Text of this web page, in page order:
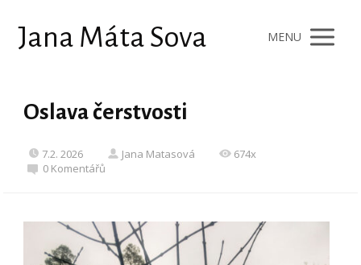
Jana Máta Sova MENU
Oslava čerstvosti
7.2. 2026 Jana Matasová
674x
0 Komentářů